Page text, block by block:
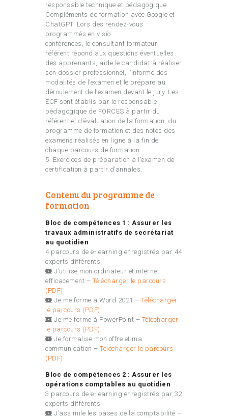
responsable technique et pédagogique.
Compléments de formation avec Google et
ChatGPT. Lors des rendez-vous
programmés en visio
conférences, le consultant formateur
référent répond aux questions éventuelles
des apprenants, aide le candidat à réaliser
son dossier professionnel, l’informe des
modalités de l’examen et le prépare au
déroulement de l’examen devant le jury. Les
ECF sont établis par le responsable
pédagogique de FORCES à partir du
référentiel d’évaluation de la formation, du
programme de formation et des notes des
examens réalisés en ligne à la fin de
chaque parcours de formation.
5. Exercices de préparation à l’examen de
certification à partir d’annales.
Contenu du programme de
formation
Bloc de compétences 1 : Assurer les
travaux administratifs de secrétariat
au quotidien
4 parcours de e-learning enregistrés par 44
experts différents
J’utilise mon ordinateur et internet
efficacement – Télécharger le parcours
(PDF)
Je me forme à Word 2021 – Télécharger
le parcours (PDF)
Je me forme à PowerPoint – Télécharger
le parcours (PDF)
Je formalise mon offre et ma
communication – Télécharger le parcours
(PDF)
Bloc de compétences 2 : Assurer les
opérations comptables au quotidien
3 parcours de e-learning enregistrés par 32
experts différents
J’assimile les bases de la comptabilité –